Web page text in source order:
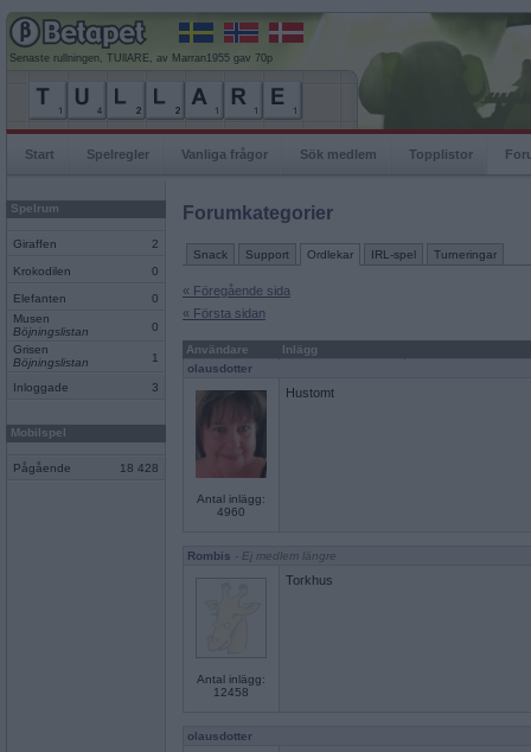
Senaste rullningen, TUllARE, av Marran1955 gav 70p
Start Spelregler Vanliga frågor Sök medlem Topplistor
Spelrum
Giraffen 2
Krokodilen 0
Elefanten
0
Musen
Böjningslistan
0
Grisen
Böjningslistan
1
Inloggade 3
Mobilspel
Pågående 18 428
Forumkategorier
Snack Support Ordlekar IRL-spel Turneringar
« Föregående sida
« Första sidan
Användare
Inlägg
olausdotter
Antal inlägg:
4960
Hustomt
Rombis - Ej medlem längre
Antal inlägg:
12458
Torkhus
olausdotter